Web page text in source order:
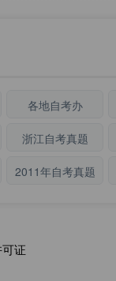
各地自考办
浙江自考真题
2011年自考真题
证